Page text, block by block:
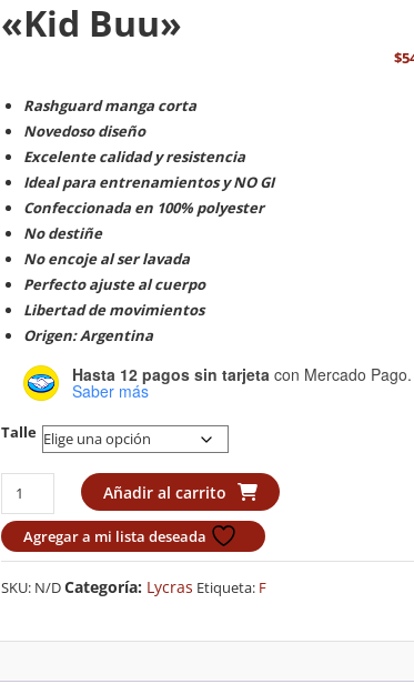
«Kid Buu»
$
Rashguard manga corta
Novedoso diseño
Excelente calidad y resistencia
Ideal para entrenamientos y NO GI
Confeccionada en 100% polyester
No destiñe
No encoje al ser lavada
Perfecto ajuste al cuerpo
Libertad de movimientos
Origen: Argentina
Hasta 12 pagos sin tarjeta con Mercado Pago.
Saber más
Talle
Rashguard
Lycra
Lion
"Kid
Buu"
Añadir al carrito
Agregar a mi lista deseada
SKU: N/DCategoría: Lycras Etiqueta: F